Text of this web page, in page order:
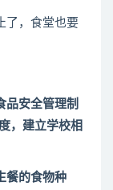
了，食堂也要
品安全管理制
，建立学校相
餐的食物种